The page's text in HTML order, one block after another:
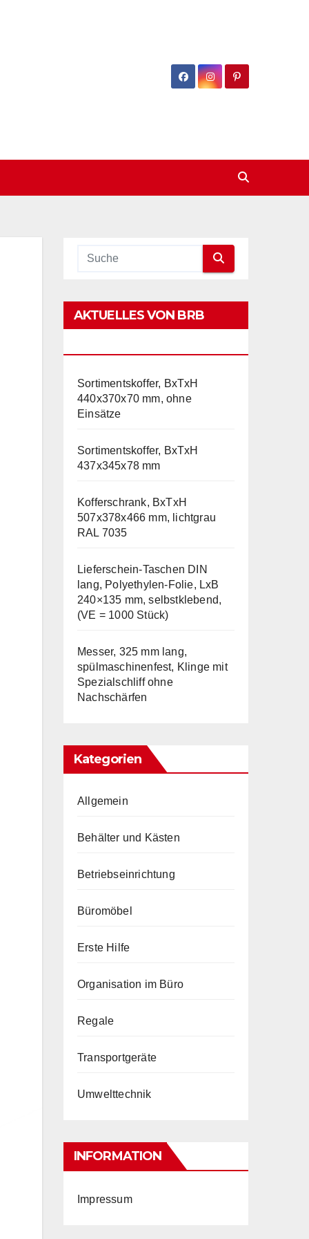
AKTUELLES VON BRB
Sortimentskoffer, BxTxH
440x370x70 mm, ohne
Einsätze
Sortimentskoffer, BxTxH
437x345x78 mm
Kofferschrank, BxTxH
507x378x466 mm, lichtgrau
RAL 7035
Lieferschein-Taschen DIN
lang, Polyethylen-Folie, LxB
240×135 mm, selbstklebend,
(VE = 1000 Stück)
Messer, 325 mm lang,
spülmaschinenfest, Klinge mit
Spezialschliff ohne
Nachschärfen
Kategorien
Allgemein
Behälter und Kästen
Betriebseinrichtung
Büromöbel
Erste Hilfe
Organisation im Büro
Regale
Transportgeräte
Umwelttechnik
INFORMATION
Impressum